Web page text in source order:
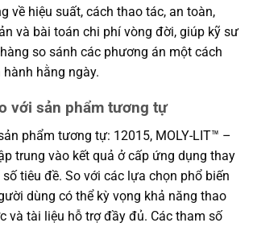
về hiệu suất, cách thao tác, an toàn,
và bài toán chi phí vòng đời, giúp kỹ sư
so sánh các phương án một cách
hằng ngày.
với sản phẩm tương tự
phẩm tương tự: 12015, MOLY-LIT™ –
trung vào kết quả ở cấp ứng dụng thay
tiêu đề. So với các lựa chọn phổ biến
dùng có thể kỳ vọng khả năng thao
và tài liệu hỗ trợ đầy đủ. Các tham số